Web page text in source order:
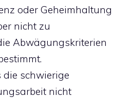
oder Geheimhaltung
nicht zu
Abwägungskriterien
die schwierige
nicht